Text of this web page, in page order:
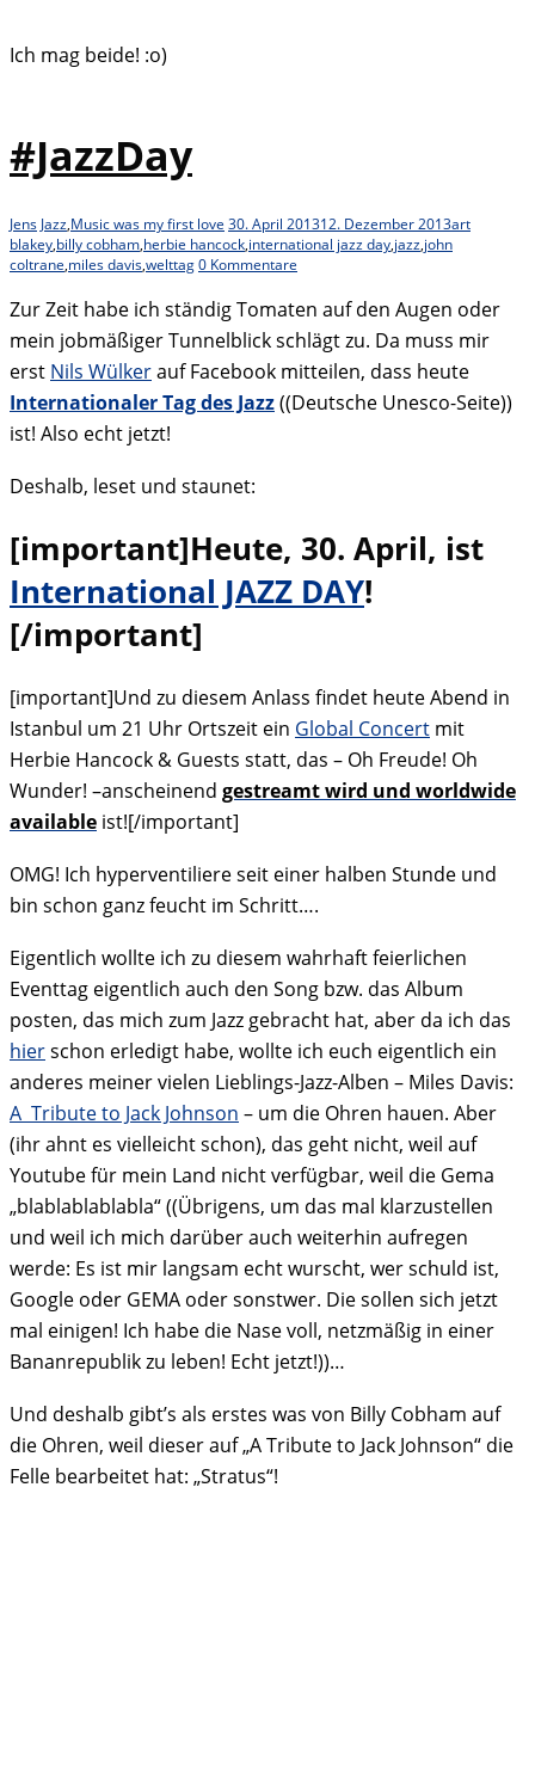
Ich mag beide! :o)
#JazzDay
Jens Jazz,Music was my first love 30. April 201312. Dezember 2013art
blakey,billy cobham,herbie hancock,international jazz day,jazz,john
coltrane,miles davis,welttag0 Kommentare
Zur Zeit habe ich ständig Tomaten auf den Augen oder
mein jobmäßiger Tunnelblick schlägt zu. Da muss mir
erst Nils Wülkerauf Facebook mitteilen, dass heute
Internationaler Tag des Jazz((Deutsche Unesco-Seite))
ist! Also echt jetzt!
Deshalb, leset und staunet:
[important]Heute, 30. April, ist
International JAZZ DAY!
[/important]
[important]Und zu diesem Anlass findet heute Abend in
Istanbul um 21 Uhr Ortszeit ein Global Concert mit
Herbie Hancock & Guests statt, das – Oh Freude! Oh
Wunder! –anscheinend gestreamt wird und worldwide
available ist![/important]
OMG! Ich hyperventiliere seit einer halben Stunde und
bin schon ganz feucht im Schritt….
Eigentlich wollte ich zu diesem wahrhaft feierlichen
Eventtag eigentlich auch den Song bzw. das Album
posten, das mich zum Jazz gebracht hat, aber da ich das
hierschon erledigt habe, wollte ich euch eigentlich ein
anderes meiner vielen Lieblings-Jazz-Alben – Miles Davis:
A Tribute to Jack Johnson – um die Ohren hauen. Aber
(ihr ahnt es vielleicht schon), das geht nicht, weil auf
Youtube für mein Land nicht verfügbar, weil die Gema
„blablablablabla“ ((Übrigens, um das mal klarzustellen
und weil ich mich darüber auch weiterhin aufregen
werde: Es ist mir langsam echt wurscht, wer schuld ist,
Google oder GEMA oder sonstwer. Die sollen sich jetzt
mal einigen! Ich habe die Nase voll, netzmäßig in einer
Bananrepublik zu leben! Echt jetzt!))…
Und deshalb gibt’s als erstes was von Billy Cobham auf
die Ohren, weil dieser auf „A Tribute to Jack Johnson“ die
Felle bearbeitet hat: „Stratus“!